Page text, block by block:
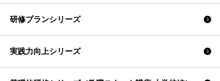
研修プランシリーズ
実践力向上シリーズ